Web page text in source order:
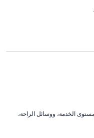
عناصر نالت الإعجاب: ⁦النظافة⁩، و⁦العاملون ومستوى الخدمة⁩، و⁦وسائل الراحة⁩،